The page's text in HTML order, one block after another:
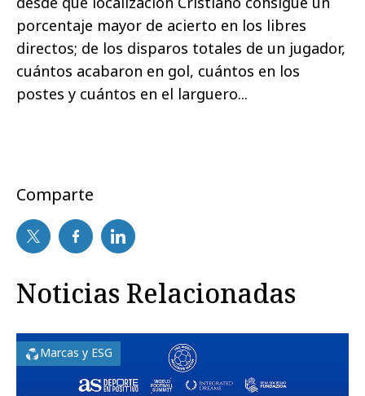
porcentaje mayor de acierto en los libres
directos; de los disparos totales de un jugador,
cuántos acabaron en gol, cuántos en los
postes y cuántos en el larguero...
Comparte
Noticias Relacionadas
Marcas y ESG